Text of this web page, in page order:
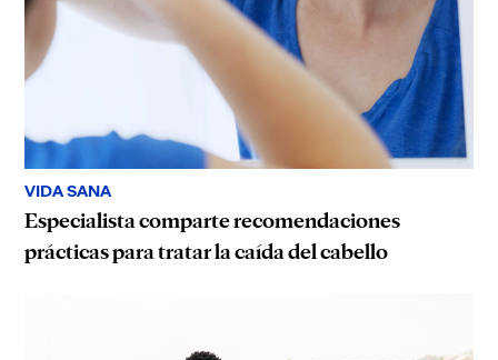
VIDA SANA
Especialista comparte recomendaciones
prácticas para tratar la caída del cabello